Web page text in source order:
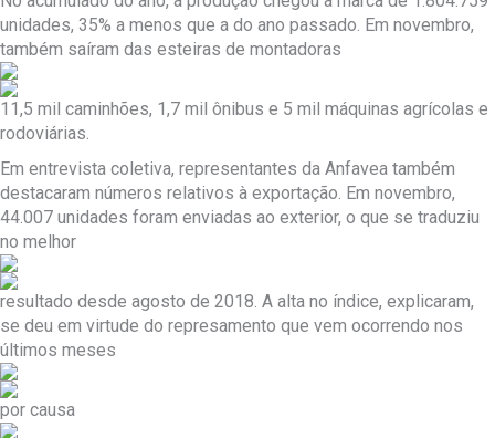
unidades, 35% a menos que a do ano passado. Em novembro,
também saíram das esteiras de montadoras
11,5 mil caminhões, 1,7 mil ônibus e 5 mil máquinas agrícolas e
rodoviárias.
Em entrevista coletiva, representantes da Anfavea também
destacaram números relativos à exportação. Em novembro,
44.007 unidades foram enviadas ao exterior, o que se traduziu
no melhor
resultado desde agosto de 2018. A alta no índice, explicaram,
se deu em virtude do represamento que vem ocorrendo nos
últimos meses
por causa